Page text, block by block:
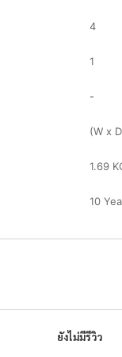
4
1
-
(W x
1.69
10
ยังไม่มีรีวิว